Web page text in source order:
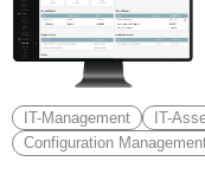
IT-Management
IT-
Configuration